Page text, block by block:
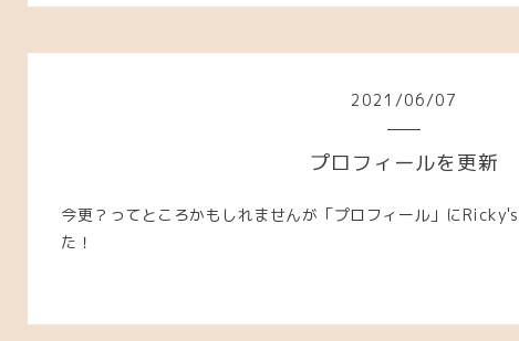
2021 /06/07
プロフィールを更新
今更？ってところかもしれませんが「プロフィール」に
た！